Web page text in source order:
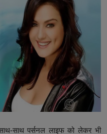
साथ पर्सनल लाइफ को लेकर भी